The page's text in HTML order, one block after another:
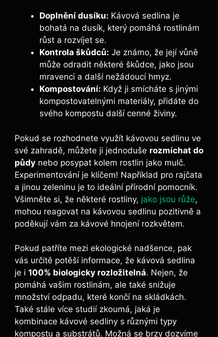
Doplnění dusíku: Kávová sedlina je
bohatá⁢ na dusík, který pomáhá rostlinám⁢
růst a rozvíjet se.
Kontrola škůdců: Je známo, že její vůně
může odradit některé ⁢škůdce, jako jsou
mravenci a další nežádoucí hmyz.
Kompostování: Když ji smícháte s jinými
kompostovatelnými materiály, přidáte do
svého kompostu další cenné živiny.
Pokud‌ se⁣ rozhodnete využít kávovou sedlinu ve
své zahradě, můžete ji‌ jednoduše rozmíchat do
půdy nebo posypat kolem rostlin jako mulč.‌
Experimentování je klíčem! Například pro rajčata
a jinou zeleninu je to ideální přírodní pomocník.
Všimněte si, že některé rostliny, jako jsou růže,
mohou reagovat⁤ na kávovou sedlinu pozitivně a
poděkují vám za kávové hnojení rozkvětem.
Pokud ​patříte mezi ekologické nadšence, pak
vás ⁤určitě potěší ⁣informace, že kávová sedlina
je ⁣i 100% biologicky rozložitelná. Nejen, že
pomáhá vašim⁣ rostlinám, ale také snižuje​
množství odpadu, které ‌končí ⁢na skládkách.
⁢Také stále více studií zkoumá, jaká‌ je
kombinace kávové sedliny s různými typy​
kompostu a substrátů. Možná se brzy dozvíme